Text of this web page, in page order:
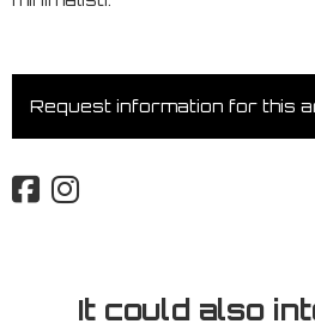
Request information for this
It could also